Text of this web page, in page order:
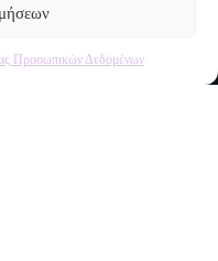
Προσωπικών Δεδομένων